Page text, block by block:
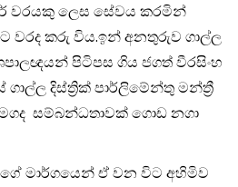
වරයකු ලෙස සේවය කරමින්
වරද කරු විය.ඉන් අනතුරුව ගාල්ල
පිටිපස ගිය ජගත් වීරසිංහ
දිස්ත්‍රික් ⁣පාර්ලිමේන්තු මන්ත්‍රී
සම්බන්ධතාවක් ගොඩ නගා
මාර්ගයෙන් ඒ වන විට අහිමිව